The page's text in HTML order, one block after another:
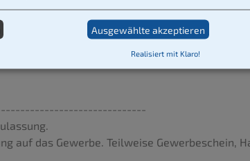
auf das Gewerbe. Teilweise
Ausgewählte akzeptieren
Realisiert mit Klaro!